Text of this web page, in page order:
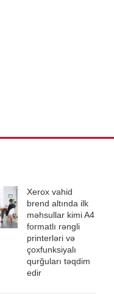
Xerox vahid
brend altında ilk
məhsullar kimi A4
formatlı rəngli
printerləri və
çoxfunksiyalı
qurğuları təqdim
edir